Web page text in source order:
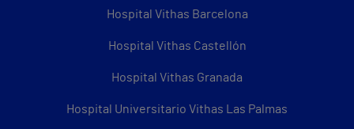
Hospital Vithas Barcelona
Hospital Vithas Castellón
Hospital Vithas Granada
Hospital Universitario Vithas Las Palmas